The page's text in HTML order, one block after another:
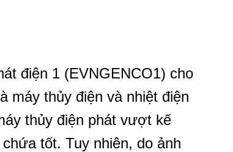
điện 1 (EVNGENCO1) cho
máy thủy điện và nhiệt điện
thủy điện phát vượt kế
tốt. Tuy nhiên, do ảnh